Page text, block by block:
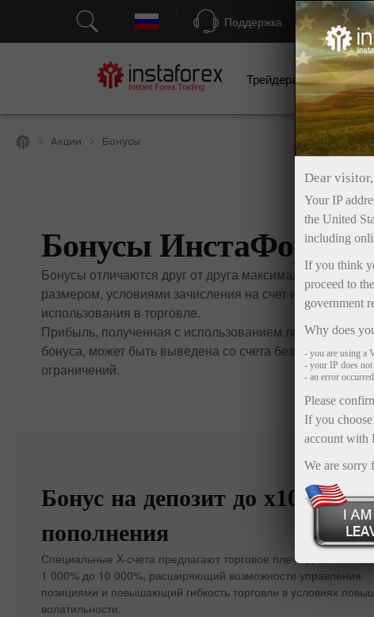
Поддержка
Трейдерам
Акции Бонусы
Бонусы ИнстаФорекс
Бонусы отличаются друг от друга максимальным
размером, условиями зачисления на счет и
использования в торговле.
Прибыль, полученная с использованием любого
бонуса, может быть выведена со счета без
ограничений.
Бонус на депозит до x1000 к
пополнения
Специальные X-счета предлагают торговое плечо до 1:5000 и
1 000% до 10 000%, расширяющий возможности управления
позициями и повышающий гибкость торговли в условиях
волатильности.
Dear visitor,
Your IP
the United
including
If you think
proceed to
government
Why does
- you are using a
- your IP does
- an error
Please
If you
account with
We are sorry